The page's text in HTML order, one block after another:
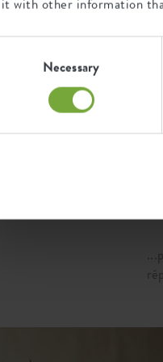
Necessary
non
à tout espace extérieur. Le
facilite l'entretien des plantes
le design.